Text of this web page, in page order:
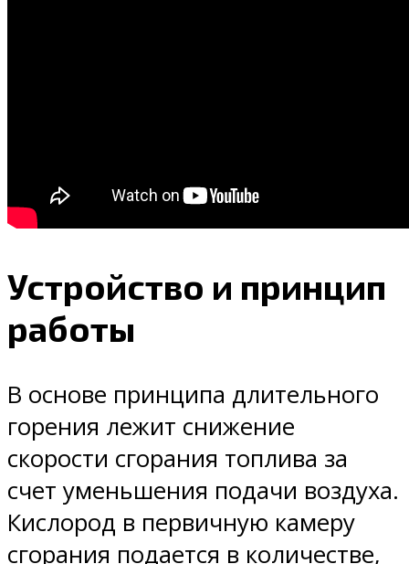
Устройство и принцип
работы
В основе принципа длительного
горения лежит снижение
скорости сгорания топлива за
счет уменьшения подачи воздуха.
Кислород в первичную камеру
сгорания подается в количестве,